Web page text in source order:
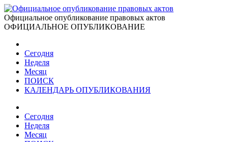
Официальное опубликование правовых актов
ОФИЦИАЛЬНОЕ ОПУБЛИКОВАНИЕ
Сегодня
Неделя
Месяц
ПОИСК
КАЛЕНДАРЬ ОПУБЛИКОВАНИЯ
Сегодня
Неделя
Месяц